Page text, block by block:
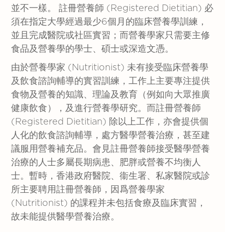
並不一樣。 註冊營養師 (Registered Dietitian) 必
須在指定大學經過最少6個月的臨床營養學訓練，
並且完成醫院或社區實習；而營養學家只需要主修
食品及營養學的學士、碩士或深造文憑。
由於營養學家 (Nutritionist) 未有接受臨床營養學
及飲食諮詢輔導的實習訓練，工作上主要專注提供
食物及營養的知識、理論及教育（例如向大眾推廣
健康飲食），及進行營養學研究。而註冊營養師
(Registered Dietitian) 除以上工作，亦會提供個
人化的飲食諮詢輔導，處方醫學營養治療，甚至建
議服用營養補充品。會見註冊營養師接受醫學營養
治療的人士多屬長期病患、肥胖或營養不均衡人
士。暫時，香港政府醫院、衞生署、私家醫院或診
所主要聘用註冊營養師，因爲營養學家
(Nutritionist) 的課程并未包括食療及臨床實習，
故未能提供醫學營養治療。